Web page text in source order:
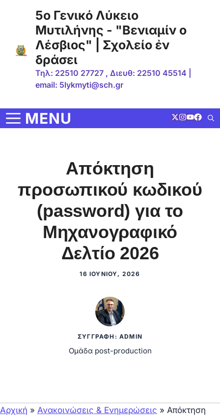
περιεχόμενο
5ο Γενικό Λύκειο
Μυτιλήνης - "Βενιαμίν ο
Λέσβιος" | Σχολείο ἐν
δράσει
Τηλ: 22510 27727 , Διευθ: 22510 45514 |
email: 5lykmyti@sch.gr
MENU
Απόκτηση
προσωπικού κωδικού
(password) για το
Μηχανογραφικό
Δελτίο 2026
16 ΙΟΥΝΊΟΥ, 2026
ΣΥΓΓΡΑΦΉ: ADMIN
Ομάδα post-production
Αρχική » Ανακοινώσεις & Ενημερώσεις » Απόκτηση